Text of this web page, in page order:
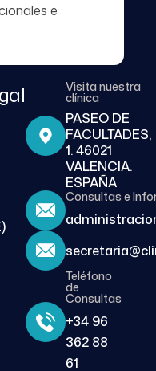
e
Visita nuestra
clínica
PASEO DE
FACULTADES,
1. 46021
VALENCIA.
ESPAÑA
Consultas e
Teléfono
de
Consultas
+34 96
362 88
61